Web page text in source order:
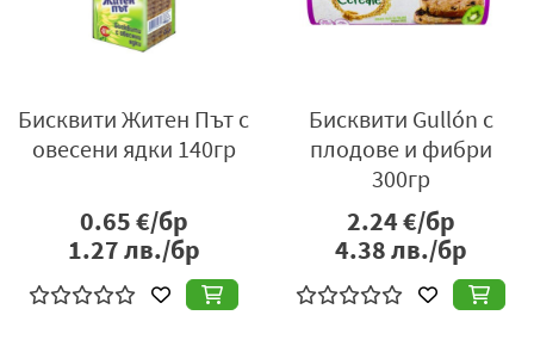
Бисквити Житен Път с
овесени ядки 140гр
0.65€/бр
1.27лв./бр
Бисквити Gullón с
плодове и фибри
300гр
2.24€/бр
4.38лв./бр